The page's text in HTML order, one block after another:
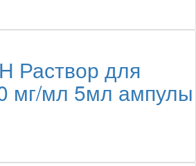
для
мг/мл 5мл ампулы